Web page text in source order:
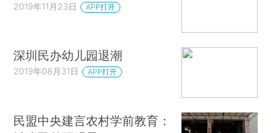
2019年11月23日 APP打开
深圳民办幼儿园退潮
2019年08月31日 APP打开
民盟中央建言农村学前教育：